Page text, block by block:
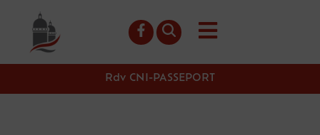
principal
Rdv CNI-PASSEPORT